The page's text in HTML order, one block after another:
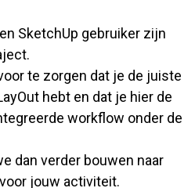
SketchUp gebruiker zijn
te zorgen dat je de juiste
hebt en dat je hier de
workflow onder de
dan verder bouwen naar
jouw activiteit.